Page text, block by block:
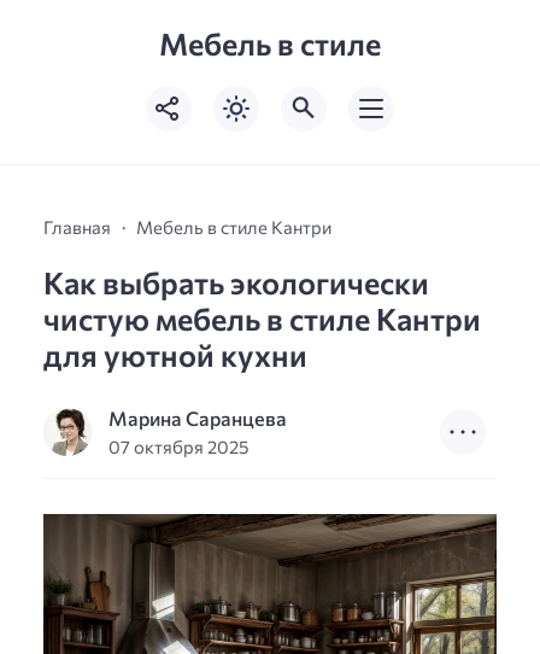
Мебель в стиле
Главная Мебель в стиле Кантри
Как выбрать экологически
чистую мебель в стиле Кантри
для уютной кухни
Марина Саранцева
07 октября 2025